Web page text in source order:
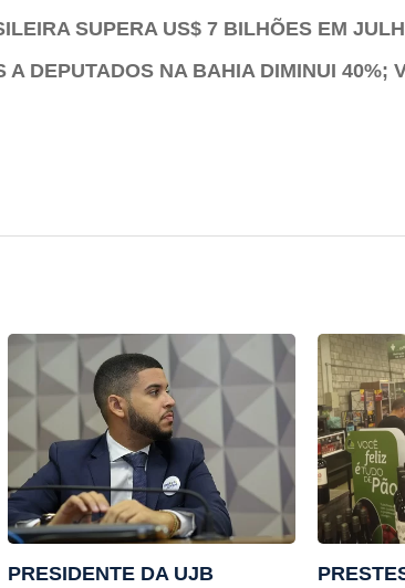
SUPERA US$ 7 BILHÕES EM
A DEPUTADOS NA BAHIA DIMINUI 40%;
PRESIDENTE DA UJB